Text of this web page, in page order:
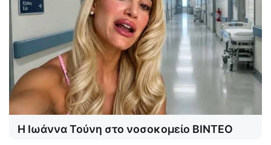
Η Ιωάννα Τούνη στο νοσοκομείο ΒΙΝΤΕΟ